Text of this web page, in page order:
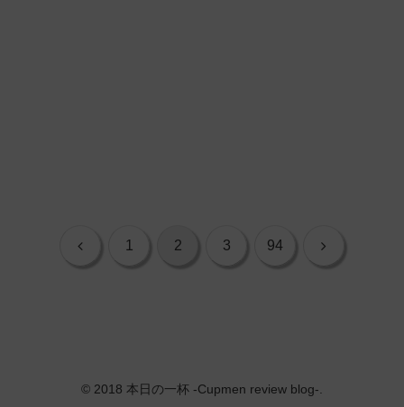
前 1 2 3 94 次
© 2018 本日の一杯 -Cupmen review blog-.